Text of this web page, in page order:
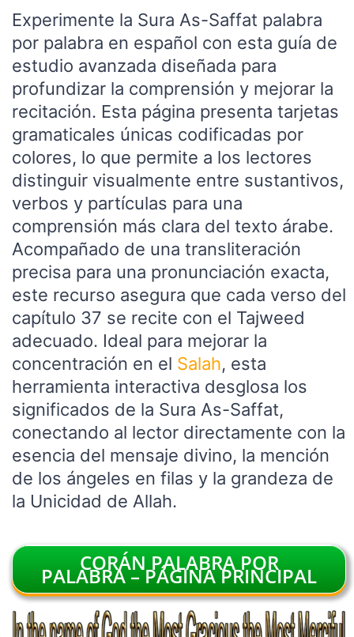
Experimente la Sura As-Saffat palabra
por palabra en español con esta guía de
estudio avanzada diseñada para
profundizar la comprensión y mejorar la
recitación. Esta página presenta tarjetas
gramaticales únicas codificadas por
colores, lo que permite a los lectores
distinguir visualmente entre sustantivos,
verbos y partículas para una
comprensión más clara del texto árabe.
Acompañado de una transliteración
precisa para una pronunciación exacta,
este recurso asegura que cada verso del
capítulo 37 se recite con el Tajweed
adecuado. Ideal para mejorar la
concentración en el Salah, esta
herramienta interactiva desglosa los
significados de la Sura As-Saffat,
conectando al lector directamente con la
esencia del mensaje divino, la mención
de los ángeles en filas y la grandeza de
la Unicidad de Allah.
CORÁN PALABRA POR
PALABRA – PÁGINA PRINCIPAL